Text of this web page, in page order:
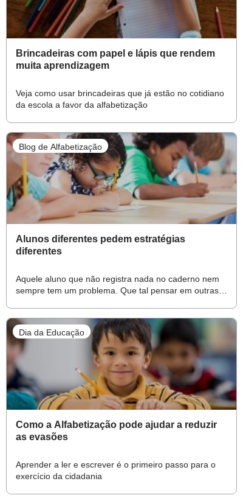
Brincadeiras com papel e lápis que rendem
muita aprendizagem
Veja como usar brincadeiras que já estão no cotidiano
da escola a favor da alfabetização
Blog de Alfabetização
Alunos diferentes pedem estratégias
diferentes
Aquele aluno que não registra nada no caderno nem
sempre tem um problema. Que tal pensar em outras
Dia da Educação
Como a Alfabetização pode ajudar a reduzir
as evasões
Aprender a ler e escrever é o primeiro passo para o
exercício da cidadania